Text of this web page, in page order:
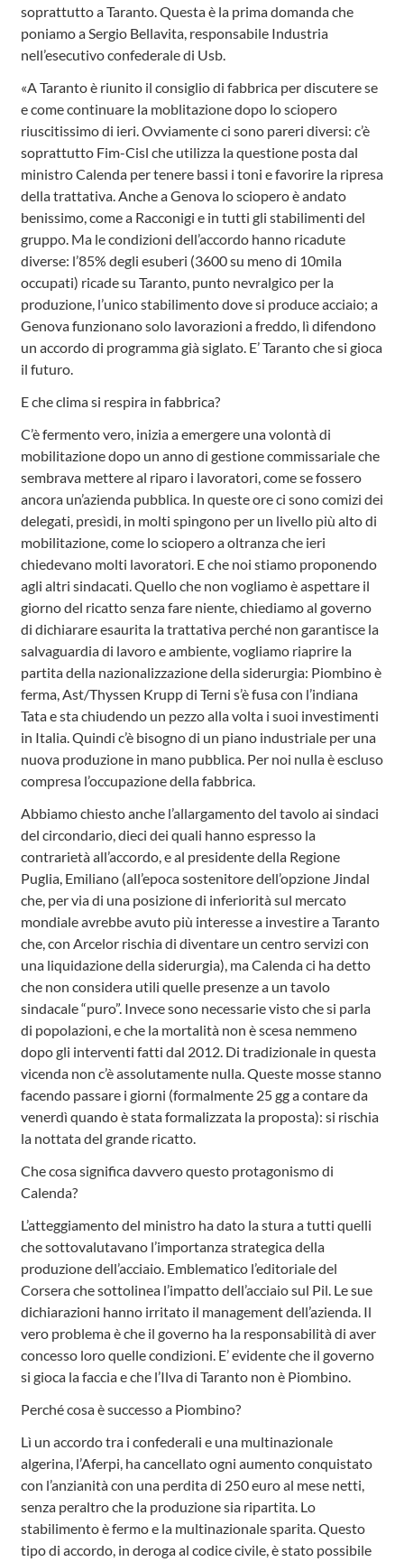
soprattutto a Taranto. Questa è la prima domanda che
poniamo a Sergio Bellavita, responsabile Industria
nell’esecutivo confederale di Usb.
«A Taranto è riunito il consiglio di fabbrica per discutere se
e come continuare la moblitazione dopo lo sciopero
riuscitissimo di ieri. Ovviamente ci sono pareri diversi: c’è
soprattutto Fim-Cisl che utilizza la questione posta dal
ministro Calenda per tenere bassi i toni e favorire la ripresa
della trattativa. Anche a Genova lo sciopero è andato
benissimo, come a Racconigi e in tutti gli stabilimenti del
gruppo. Ma le condizioni dell’accordo hanno ricadute
diverse: l’85% degli esuberi (3600 su meno di 10mila
occupati) ricade su Taranto, punto nevralgico per la
produzione, l’unico stabilimento dove si produce acciaio; a
Genova funzionano solo lavorazioni a freddo, lì difendono
un accordo di programma già siglato. E’ Taranto che si gioca
il futuro.
E che clima si respira in fabbrica?
C’è fermento vero, inizia a emergere una volontà di
mobilitazione dopo un anno di gestione commissariale che
sembrava mettere al riparo i lavoratori, come se fossero
ancora un’azienda pubblica. In queste ore ci sono comizi dei
delegati, presìdi, in molti spingono per un livello più alto di
mobilitazione, come lo sciopero a oltranza che ieri
chiedevano molti lavoratori. E che noi stiamo proponendo
agli altri sindacati. Quello che non vogliamo è aspettare il
giorno del ricatto senza fare niente, chiediamo al governo
di dichiarare esaurita la trattativa perché non garantisce la
salvaguardia di lavoro e ambiente, vogliamo riaprire la
partita della nazionalizzazione della siderurgia: Piombino è
ferma, Ast/Thyssen Krupp di Terni s’è fusa con l’indiana
Tata e sta chiudendo un pezzo alla volta i suoi investimenti
in Italia. Quindi c’è bisogno di un piano industriale per una
nuova produzione in mano pubblica. Per noi nulla è escluso
compresa l’occupazione della fabbrica.
Abbiamo chiesto anche l’allargamento del tavolo ai sindaci
del circondario, dieci dei quali hanno espresso la
contrarietà all’accordo, e al presidente della Regione
Puglia, Emiliano (all’epoca sostenitore dell’opzione Jindal
che, per via di una posizione di inferiorità sul mercato
mondiale avrebbe avuto più interesse a investire a Taranto
che, con Arcelor rischia di diventare un centro servizi con
una liquidazione della siderurgia), ma Calenda ci ha detto
che non considera utili quelle presenze a un tavolo
sindacale “puro”. Invece sono necessarie visto che si parla
di popolazioni, e che la mortalità non è scesa nemmeno
dopo gli interventi fatti dal 2012. Di tradizionale in questa
vicenda non c’è assolutamente nulla. Queste mosse stanno
facendo passare i giorni (formalmente 25 gg a contare da
venerdì quando è stata formalizzata la proposta): si rischia
la nottata del grande ricatto.
Che cosa significa davvero questo protagonismo di
Calenda?
L’atteggiamento del ministro ha dato la stura a tutti quelli
che sottovalutavano l’importanza strategica della
produzione dell’acciaio. Emblematico l’editoriale del
Corsera che sottolinea l’impatto dell’acciaio sul Pil. Le sue
dichiarazioni hanno irritato il management dell’azienda. Il
vero problema è che il governo ha la responsabilità di aver
concesso loro quelle condizioni. E’ evidente che il governo
si gioca la faccia e che l’Ilva di Taranto non è Piombino.
Perché cosa è successo a Piombino?
Lì un accordo tra i confederali e una multinazionale
algerina, l’Aferpi, ha cancellato ogni aumento conquistato
con l’anzianità con una perdita di 250 euro al mese netti,
senza peraltro che la produzione sia ripartita. Lo
stabilimento è fermo e la multinazionale sparita. Questo
tipo di accordo, in deroga al codice civile, è stato possibile